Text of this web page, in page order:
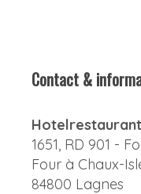
Contact &
1651, RD 901 -
Four à Chaux-
84800 Lagnes